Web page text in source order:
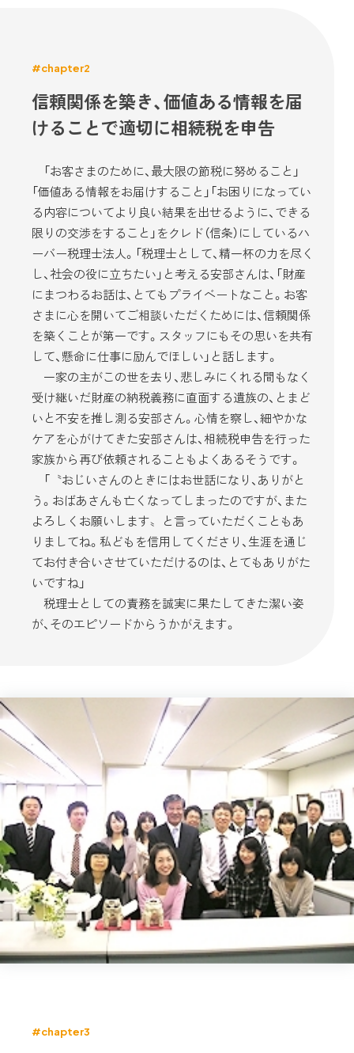
#chapter2
信頼関係を築き、価値ある情報を届
けることで適切に相続税を申告
「お客さまのために、最大限の節税に努めること」
「価値ある情報をお届けすること」「お困りになってい
る内容についてより良い結果を出せるように、できる
限りの交渉をすること」をクレド（信条）にしているハ
ーバー税理士法人。「税理士として、精一杯の力を尽く
し、社会の役に立ちたい」と考える安部さんは、「財産
にまつわるお話は、とてもプライベートなこと。お客
さまに心を開いてご相談いただくためには、信頼関係
を築くことが第一です。スタッフにもその思いを共有
して、懸命に仕事に励んでほしい」と話します。
一家の主がこの世を去り、悲しみにくれる間もなく
受け継いだ財産の納税義務に直面する遺族の、とまど
いと不安を推し測る安部さん。心情を察し、細やかな
ケアを心がけてきた安部さんは、相続税申告を行った
家族から再び依頼されることもよくあるそうです。
「〝おじいさんのときにはお世話になり、ありがと
う。おばあさんも亡くなってしまったのですが、また
よろしくお願いします〟と言っていただくこともあ
りましてね。私どもを信用してくださり、生涯を通じ
てお付き合いさせていただけるのは、とてもありがた
いですね」
税理士としての責務を誠実に果たしてきた潔い姿
が、そのエピソードからうかがえます。
#chapter3